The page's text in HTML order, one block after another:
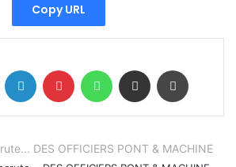
Copy URL
Linkedin Pinterest WhatsAppPartager par email
DES OFFICIERS PONT & MACHINE